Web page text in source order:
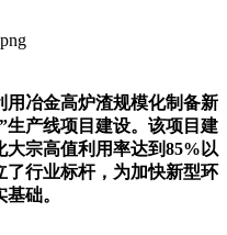
用冶金高炉渣规模化制备新
生产线项目建设。该项目建
宗高值利用率达到85%以
了行业标杆，为加快新型环
础。